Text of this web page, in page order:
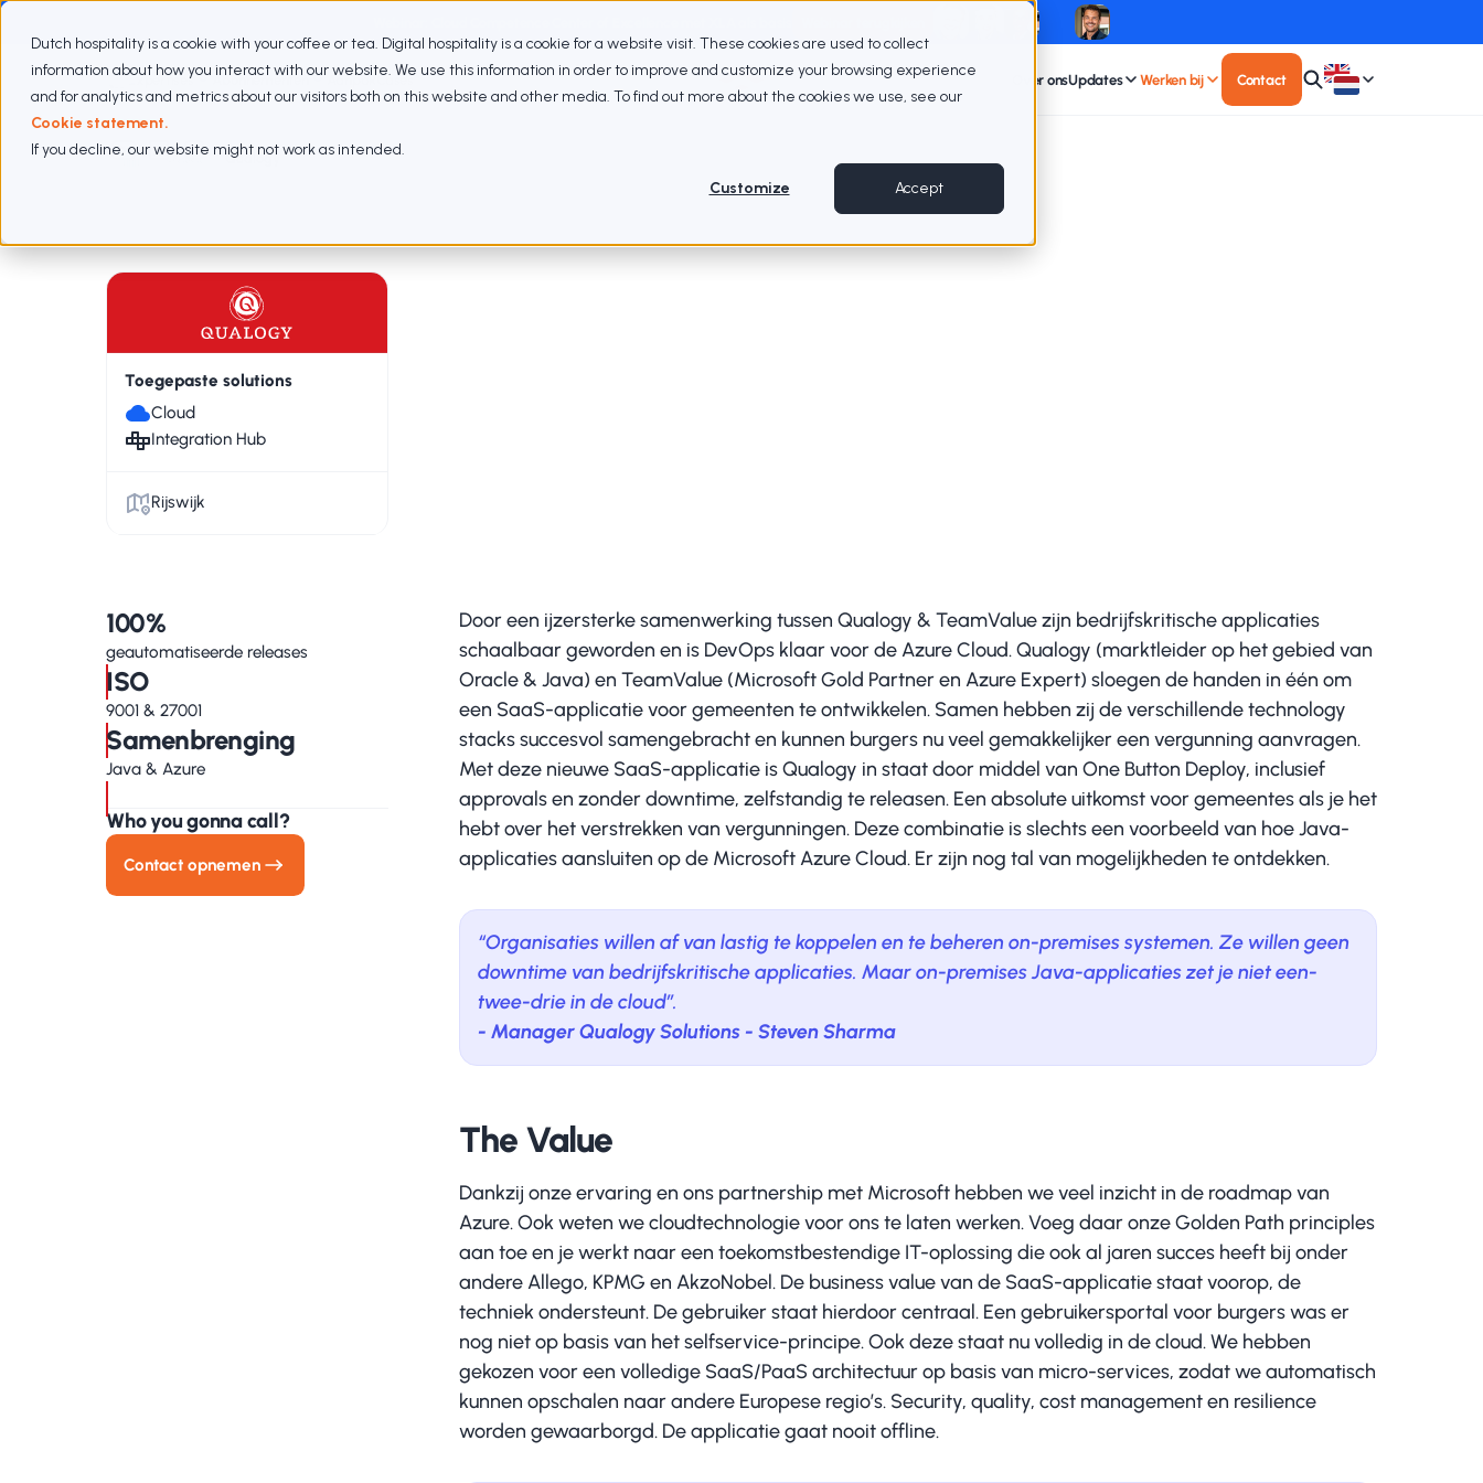
Dutch hospitality is a cookie with your coffee or tea. Digital hospitality is a cookie for a website visit. These cookies are used to collect
information about how you interact with our website. We use this information in order to improve and customize your browsing experience
and for analytics and metrics about our visitors both on this website and other media. To find out more about the cookies we use, see our
Cookie statement.
If you decline, our website might not work as intended.
Customize Accept
Expertises Abonnementen AanpakCases Over onsUpdates Werken bij Contact
Cases Qualogy
Toegepaste solutions
Cloud
Integration Hub
Rijswijk
100%
geautomatiseerde releases
ISO
9001 & 27001
Samenbrenging
Java & Azure
Who you gonna call?
Contact opnemen
Door een ijzersterke samenwerking tussen Qualogy & TeamValue zijn bedrijfskritische applicaties
schaalbaar geworden en is DevOps klaar voor de Azure Cloud. Qualogy (marktleider op het gebied van
Oracle & Java) en TeamValue (Microsoft Gold Partner en Azure Expert) sloegen de handen in één om
een SaaS-applicatie voor gemeenten te ontwikkelen. Samen hebben zij de verschillende technology
stacks succesvol samengebracht en kunnen burgers nu veel gemakkelijker een vergunning aanvragen.
Met deze nieuwe SaaS-applicatie is Qualogy in staat door middel van One Button Deploy, inclusief
approvals en zonder downtime, zelfstandig te releasen. Een absolute uitkomst voor gemeentes als je het
hebt over het verstrekken van vergunningen. Deze combinatie is slechts een voorbeeld van hoe Java-
applicaties aansluiten op de Microsoft Azure Cloud. Er zijn nog tal van mogelijkheden te ontdekken.
“Organisaties willen af van lastig te koppelen en te beheren on-premises systemen. Ze willen geen
downtime van bedrijfskritische applicaties. Maar on-premises Java-applicaties zet je niet een-
twee-drie in de cloud’’.
- Manager Qualogy Solutions - Steven Sharma
The Value
Dankzij onze ervaring en ons partnership met Microsoft hebben we veel inzicht in de roadmap van
Azure. Ook weten we cloudtechnologie voor ons te laten werken. Voeg daar onze Golden Path principles
aan toe en je werkt naar een toekomstbestendige IT-oplossing die ook al jaren succes heeft bij onder
andere Allego, KPMG en AkzoNobel. De business value van de SaaS-applicatie staat voorop, de
techniek ondersteunt. De gebruiker staat hierdoor centraal. Een gebruikersportal voor burgers was er
nog niet op basis van het selfservice-principe. Ook deze staat nu volledig in de cloud. We hebben
gekozen voor een volledige SaaS/PaaS architectuur op basis van micro-services, zodat we automatisch
kunnen opschalen naar andere Europese regio’s. Security, quality, cost management en resilience
worden gewaarborgd. De applicatie gaat nooit offline.